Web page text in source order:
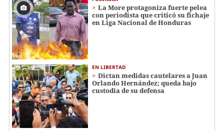
La More protagoniza fuerte pelea
con periodista que criticó su fichaje
en Liga Nacional de Honduras
EN LIBERTAD
Dictan medidas cautelares a Juan
Orlando Hernández; queda bajo
custodia de su defensa